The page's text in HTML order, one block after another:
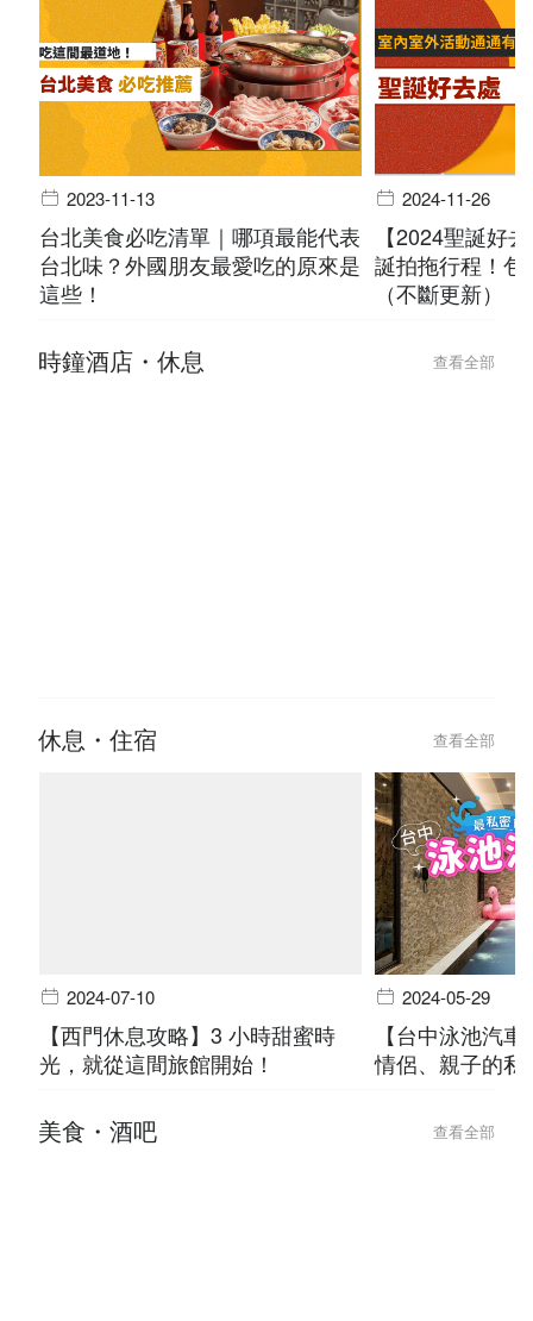
2023-11-13
台北美食必吃清單｜哪項最能代表
台北味？外國朋友最愛吃的原來是
這些！
2024-11-26
【2024聖誕好
誕拍拖行程！
（不斷更新）
時鐘酒店・休息 查看全部
休息・住宿 查看全部
2024-07-10
【西門休息攻略】3 小時甜蜜時
光，就從這間旅館開始！
2024-05-29
【台中泳池汽
情侶、親子的私
美食・酒吧 查看全部